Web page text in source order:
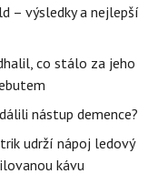
– výsledky a nejlepší
co stálo za jeho
nástup demence?
udrží nápoj ledový
kávu